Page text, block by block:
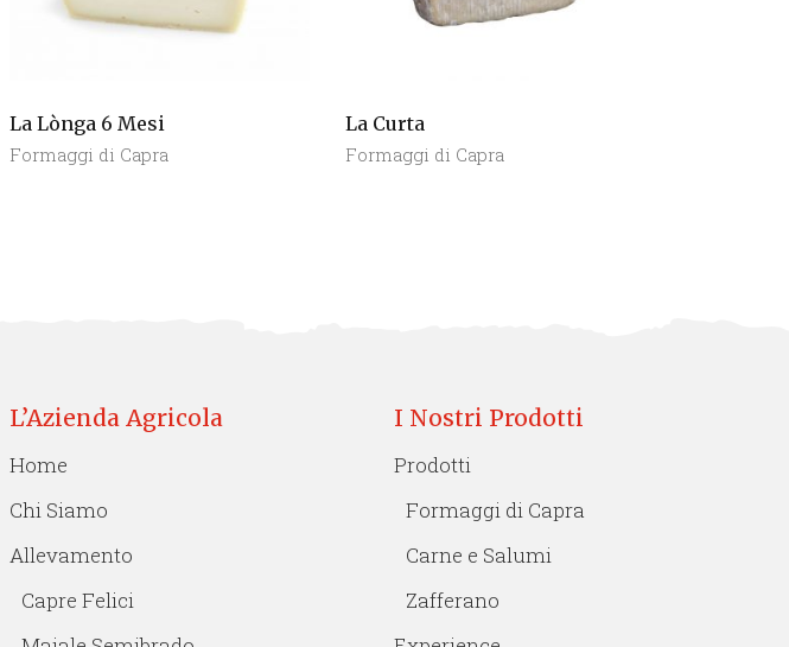
La Lònga 6 Mesi
Formaggi di Capra
La Curta
Formaggi di Capra
L’Azienda Agricola
Home
Chi Siamo
Allevamento
Capre Felici
I Nostri Prodotti
Prodotti
Formaggi di Capra
Carne e Salumi
Zafferano